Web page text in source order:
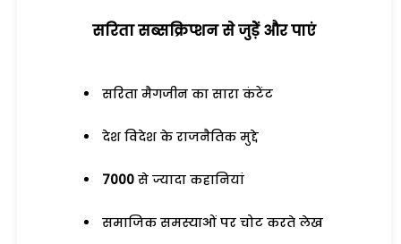
सरिता सब्सक्रिप्शन से जुड़ेें और पाएं
सरिता मैगजीन का सारा कंटेंट
देश विदेश के राजनैतिक मुद्दे
7000 से ज्यादा कहानियां
समाजिक समस्याओं पर चोट करते लेख